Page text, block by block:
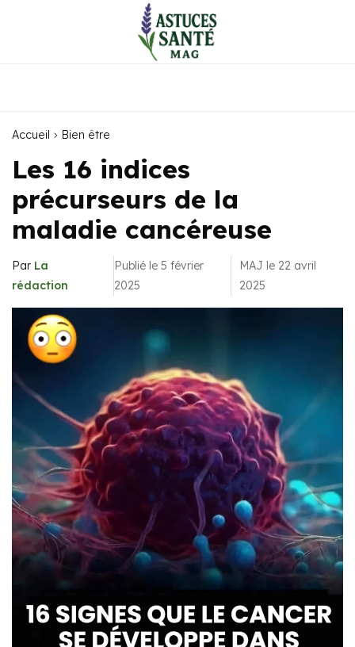
Accueil Bien être
Les 16 indices
précurseurs de la
maladie cancéreuse
Par La
rédaction
Publié le 5 février
2025
MAJ le 22 avril
2025